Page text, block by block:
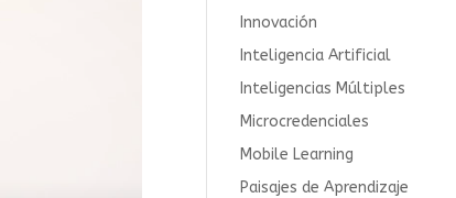
Innovación
Inteligencia Artificial
Inteligencias Múltiples
Microcredenciales
Mobile Learning
Paisajes de Aprendizaje